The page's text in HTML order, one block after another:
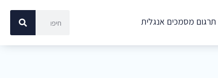
תרגום מסמכים אנגלית